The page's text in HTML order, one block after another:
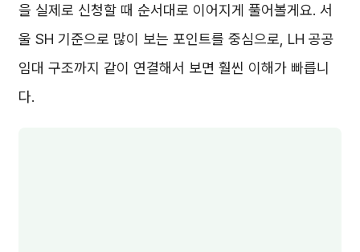
을 실제로 신청할 때 순서대로 이어지게 풀어볼게요. 서
울 SH 기준으로 많이 보는 포인트를 중심으로, LH 공공
임대 구조까지 같이 연결해서 보면 훨씬 이해가 빠릅니
다.